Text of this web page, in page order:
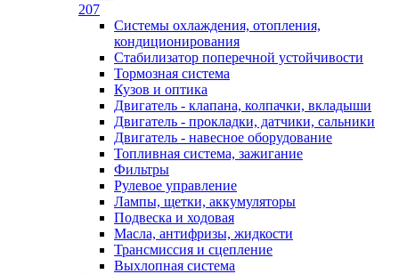
207
Системы охлаждения, отопления,
кондиционирования
Стабилизатор поперечной устойчивости
Тормозная система
Кузов и оптика
Двигатель - клапана, колпачки, вкладыши
Двигатель - прокладки, датчики, сальники
Двигатель - навесное оборудование
Топливная система, зажигание
Фильтры
Рулевое управление
Лампы, щетки, аккумуляторы
Подвеска и ходовая
Масла, антифризы, жидкости
Трансмиссия и сцепление
Выхлопная система